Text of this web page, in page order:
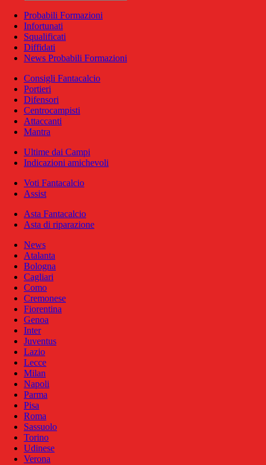
Probabili Formazioni
Infortunati
Squalificati
Diffidati
News Probabili Formazioni
Consigli Fantacalcio
Portieri
Difensori
Centrocampisti
Attaccanti
Mantra
Ultime dai Campi
Indicazioni amichevoli
Voti Fantacalcio
Assist
Asta Fantacalcio
Asta di riparazione
News
Atalanta
Bologna
Cagliari
Como
Cremonese
Fiorentina
Genoa
Inter
Juventus
Lazio
Lecce
Milan
Napoli
Parma
Pisa
Roma
Sassuolo
Torino
Udinese
Verona